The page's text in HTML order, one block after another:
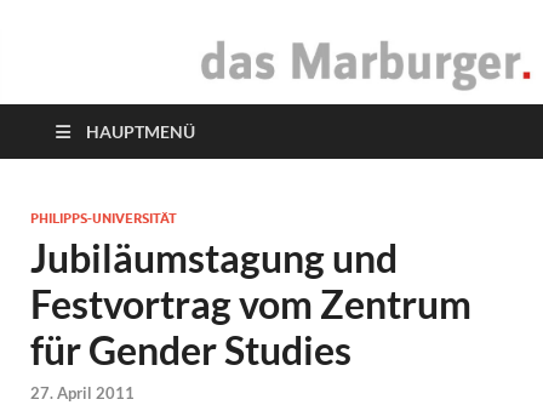
das Marburger.
HAUPTMENÜ
PHILIPPS-UNIVERSITÄT
Jubiläumstagung und
Festvortrag vom Zentrum
für Gender Studies
27. April 2011